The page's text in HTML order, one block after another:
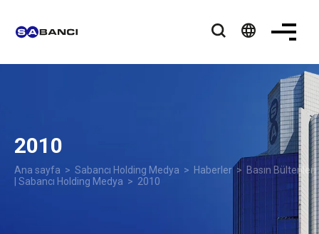
language
2010
Ana sayfa > Sabancı Holding Medya > Haberler> Basın Bültenleri
| Sabancı Holding Medya > 2010